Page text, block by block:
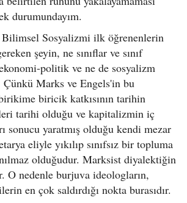
durumundayım.
Sosyalizmi ilk öğrenenlerin
şeyin, ne sınıflar ve sınıf
politik ve ne de sosyalizm
Marks ve Engels'in bu
biricik katkısının tarihin
tarihi olduğu ve kapitalizmin iç
sonucu yaratmış olduğu kendi mezar
eliyle yıkılıp sınıfsız bir topluma
olduğudur. Marksist diyalektiğin
O nedenle burjuva ideologların,
en çok saldırdığı nokta burasıdır.